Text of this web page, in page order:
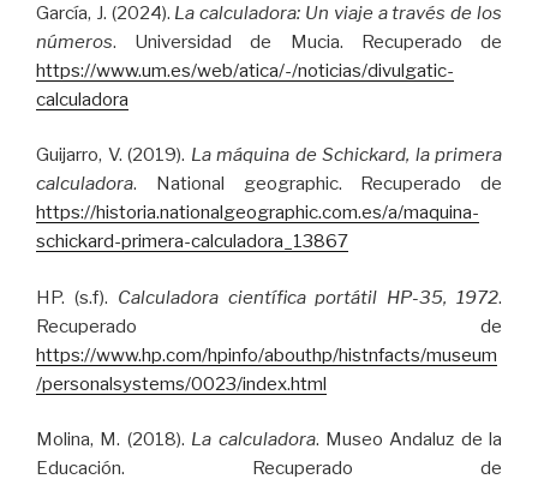
García, J. (2024). La calculadora: Un viaje a través de los
números. Universidad de Mucia. Recuperado de
https://www.um.es/web/atica/-/noticias/divulgatic-
calculadora
Guijarro, V. (2019). La máquina de Schickard, la primera
calculadora. National geographic. Recuperado de
https://historia.nationalgeographic.com.es/a/maquina-
schickard-primera-calculadora_13867
HP. (s.f). Calculadora científica portátil HP-35, 1972.
Recuperado de
https://www.hp.com/hpinfo/abouthp/histnfacts/museum
/personalsystems/0023/index.html
Molina, M. (2018). La calculadora. Museo Andaluz de la
Educación. Recuperado de